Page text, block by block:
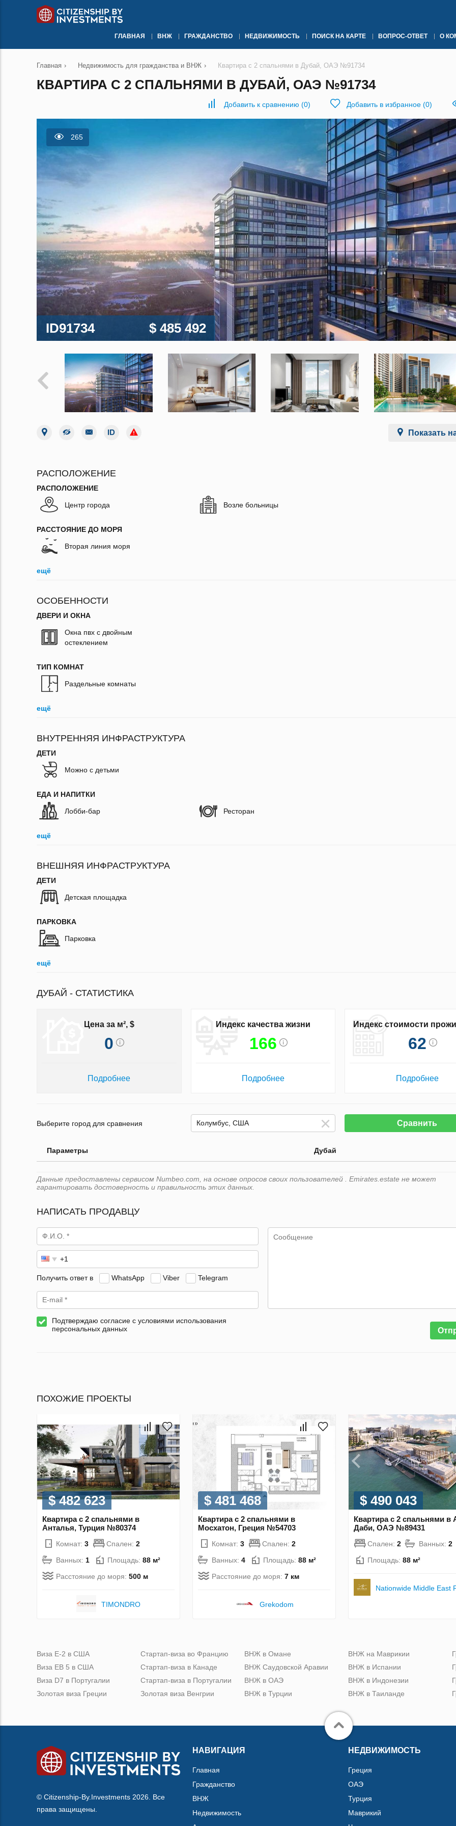
ГЛАВНАЯ ВНЖ ГРАЖДАНСТВО НЕДВИЖИМОСТЬ ПОИСК НА КАРТЕ ВОПРОС-ОТВЕТ О
Главная › Недвижимость для гражданства и ВНЖ › Квартира с 2 спальнями в Дубай, ОАЭ №91734
КВАРТИРА С 2 СПАЛЬНЯМИ В ДУБАЙ, ОАЭ №91734
Добавить к сравнению (0) Добавить в избранное (0)
265
ID91734 $ 485 492
Показать
РАСПОЛОЖЕНИЕ
РАСПОЛОЖЕНИЕ
Центр города Возле больницы
РАССТОЯНИЕ ДО МОРЯ
Вторая линия моря
ещё
ОСОБЕННОСТИ
ДВЕРИ И ОКНА
Окна пвх с двойным
остеклением
ТИП КОМНАТ
Раздельные комнаты
ещё
ВНУТРЕННЯЯ ИНФРАСТРУКТУРА
ДЕТИ
Можно с детьми
ЕДА И НАПИТКИ
Лобби-бар Ресторан
ещё
ВНЕШНЯЯ ИНФРАСТРУКТУРА
ДЕТИ
Детская площадка
ПАРКОВКА
Парковка
ещё
ДУБАЙ - СТАТИСТИКА
Цена за м², $
0
Подробнее
Индекс качества жизни
166
Подробнее
Индекс стоимости
62
Подробнее
Выберите город для сравнения Сравнить
Параметры Дубай
Данные предоставлены сервисом Numbeo.com, на основе опросов своих пользователей . Emirates.estate не может
гарантировать достоверность и правильность этих данных.
НАПИСАТЬ ПРОДАВЦУ
Получить ответ в WhatsApp Viber Telegram
Подтверждаю согласие с условиями использования
персональных данных
ПОХОЖИЕ ПРОЕКТЫ
$ 482 623
Квартира с 2 спальнями в
Анталья, Турция №80374
Комнат: 3 Спален: 2
Ванных: 1 Площадь: 88 м²
Расстояние до моря: 500 м
TIMONDRO
$ 481 468
Квартира с 2 спальнями в
Мосхатон, Греция №54703
Комнат: 3 Спален: 2
Ванных: 4 Площадь: 88 м²
Расстояние до моря: 7 км
Grekodom
$ 490 043
Квартира с 2 спальнями в
Даби, ОАЭ №89431
Спален: 2 Ванных: 2
Площадь: 88 м²
Nationwide Middle East
Виза Е-2 в США
Виза ЕВ 5 в США
Виза D7 в Португалии
Золотая виза Греции
Стартап-виза во Францию
Стартап-виза в Канаде
Стартап-виза в Португалии
Золотая виза Венгрии
ВНЖ в Омане
ВНЖ Саудовской Аравии
ВНЖ в ОАЭ
ВНЖ в Турции
ВНЖ на Маврикии
ВНЖ в Испании
ВНЖ в Индонезии
ВНЖ в Таиланде
© Citizenship-By.Investments 2026. Все
права защищены.
НАВИГАЦИЯ
Главная
Гражданство
ВНЖ
Недвижимость
НЕДВИЖИМОСТЬ
Греция
ОАЭ
Турция
Маврикий